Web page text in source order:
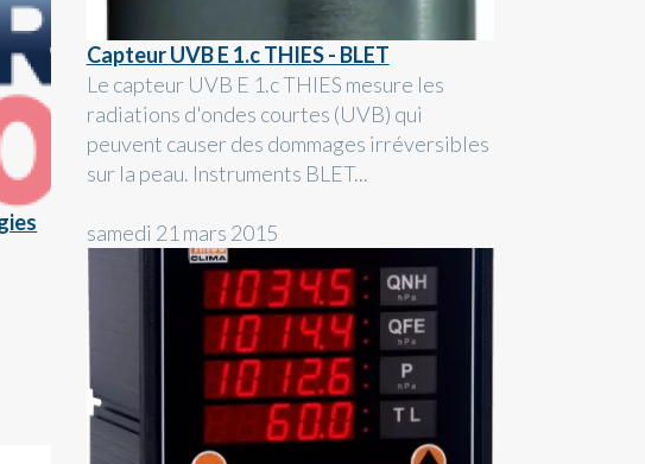
Capteur UVB E 1.c THIES - BLET
Le capteur UVB E 1.c THIES mesure les
radiations d'ondes courtes (UVB) qui
peuvent causer des dommages irréversibles
sur la peau. Instruments BLET...
samedi 21 mars 2015